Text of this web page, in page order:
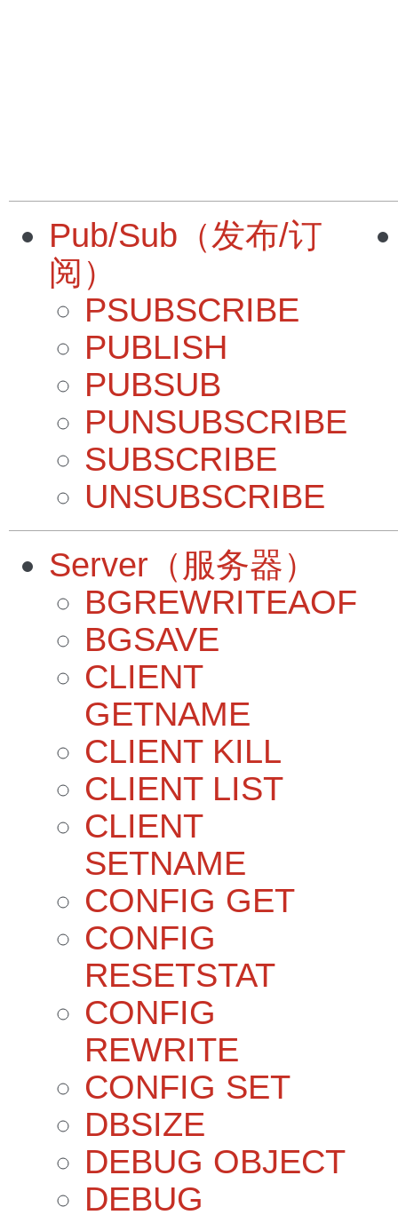
Pub/Sub（发布/订
阅）
PSUBSCRIBE
PUBLISH
PUBSUB
PUNSUBSCRIBE
SUBSCRIBE
UNSUBSCRIBE
Server（服务器）
BGREWRITEAOF
BGSAVE
CLIENT
GETNAME
CLIENT KILL
CLIENT LIST
CLIENT
SETNAME
CONFIG GET
CONFIG
RESETSTAT
CONFIG
REWRITE
CONFIG SET
DBSIZE
DEBUG OBJECT
DEBUG